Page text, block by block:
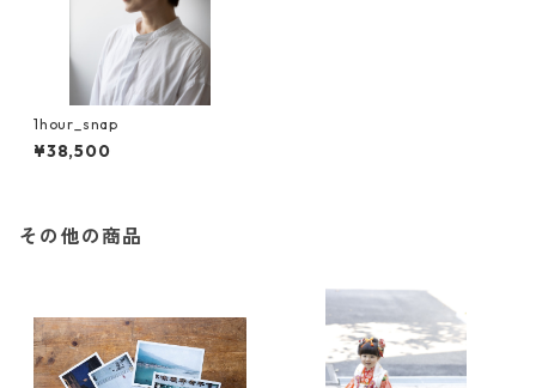
1hour_snap
¥38,500
その他の商品